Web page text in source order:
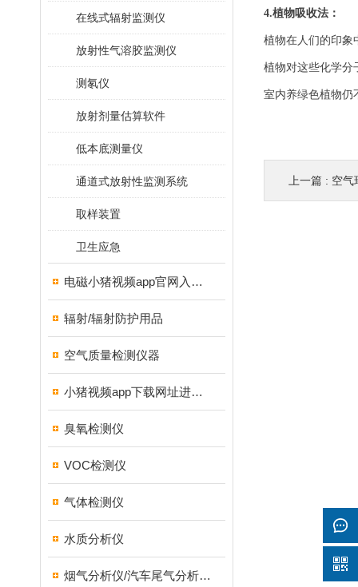
在线式辐射监测仪
放射性气溶胶监测仪
测氡仪
放射剂量估算软件
低本底测量仪
通道式放射性监测系统
取样装置
卫生应急
电磁小猪视频app官网入口ios
辐射/辐射防护用品
空气质量检测仪器
小猪视频app下载网址进入18测试仪
臭氧检测仪
VOC检测仪
气体检测仪
水质分析仪
烟气分析仪/汽车尾气分析仪/转速表/汽车维修检测设备
4.植物吸收法：
植物在人们的印象
植物对这些化学分
室内养绿色植物仍
上一篇 : 空气